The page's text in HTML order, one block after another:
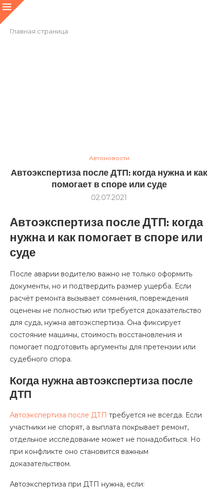
Главная страница
Автоновости
Автоэкспертиза после ДТП: когда нужна и как
помогает в споре или суде
02.07.2021
Автоэкспертиза после ДТП: когда
нужна и как помогает в споре или
суде
После аварии водителю важно не только оформить
документы, но и подтвердить размер ущерба. Если
расчёт ремонта вызывает сомнения, повреждения
оценены не полностью или требуется доказательство
для суда, нужна автоэкспертиза. Она фиксирует
состояние машины, стоимость восстановления и
помогает подготовить аргументы для претензии или
судебного спора.
Когда нужна автоэкспертиза после
ДТП
Автоэкспертиза после ДТП требуется не всегда. Если
участники не спорят, а выплата покрывает ремонт,
отдельное исследование может не понадобиться. Но
при конфликте оно становится важным
доказательством.
Автоэкспертиза при ДТП нужна, если: